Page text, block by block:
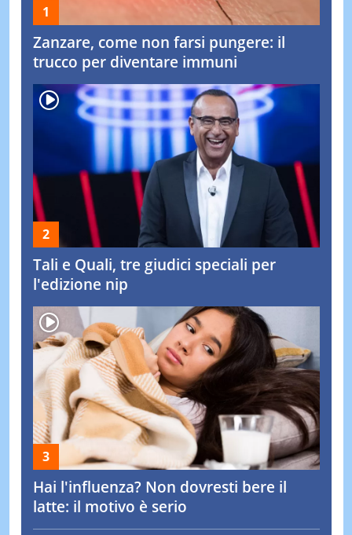
Zanzare, come non farsi pungere: il
trucco per diventare immuni
Tali e Quali, tre giudici speciali per
l'edizione nip
Hai l'influenza? Non dovresti bere il
latte: il motivo è serio